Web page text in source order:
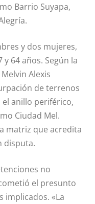
Barrio Suyapa,
y dos mujeres,
64 años. Según la
Alexis
de terrenos
el anillo periférico,
Ciudad Mel.
matriz que acredita
disputa.
no
el presunto
implicados. «La